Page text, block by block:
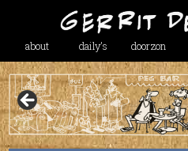
about daily’s doorzon